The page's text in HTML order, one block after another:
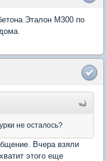
Эталон М300 по
не осталось?
Вчера взяли
этого еще